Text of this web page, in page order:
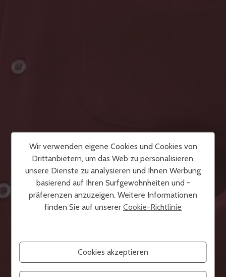
Wir verwenden eigene Cookies und Cookies von
Drittanbietern, um das Web zu personalisieren,
unsere Dienste zu analysieren und Ihnen Werbung
basierend auf Ihren Surfgewohnheiten und -
präferenzen anzuzeigen. Weitere Informationen
finden Sie auf unserer Cookie-Richtlinie
Cookies akzeptieren